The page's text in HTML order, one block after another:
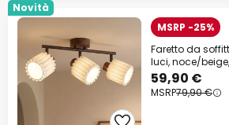
Novità
MSRP -25%
Faretto da
luci, noce/
59,90 €
MSRP79,90 €